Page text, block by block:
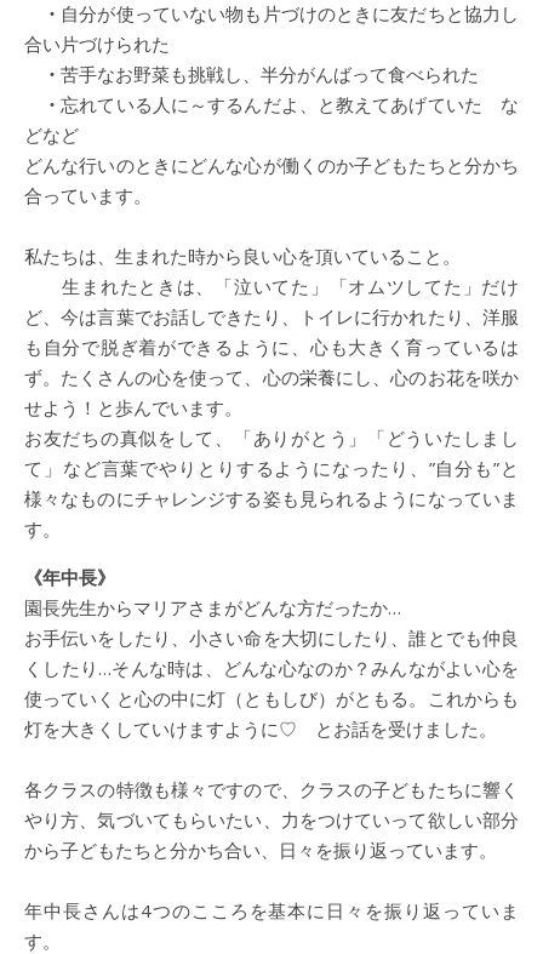
・ 自分が使っていない物も片づけのときに友だちと協力し
合い片づけられた
・ 苦手なお野菜も挑戦し、半分がんばって食べられた
・忘れている人に～するんだよ、と教えてあげていた な
どなど
どんな行いのときにどんな心が働くのか子どもたちと分かち
合っています。
私たちは、生まれた時から良い心を頂いていること。
生まれたときは、「泣いてた」「オムツしてた」だけ
ど、今は言葉でお話しできたり、トイレに行かれたり、洋服
も自分で脱ぎ着ができるように、心も大きく育っているは
ず。たくさんの心を使って、心の栄養にし、心のお花を咲か
せよう！と歩んでいます。
お友だちの真似をして、「ありがとう」「どういたしまし
て」など言葉でやりとりするようになったり、”自分も”と
様々なものにチャレンジする姿も見られるようになっていま
す。
《年中長》
園長先生からマリアさまがどんな方だったか…
お手伝いをしたり、小さい命を大切にしたり、誰とでも仲良
くしたり…そんな時は、どんな心なのか？みんながよい心を
使っていくと心の中に灯（ともしび）がともる。これからも
灯を大きくしていけますように♡ とお話を受けました。
各クラスの特徴も様々ですので、クラスの子どもたちに響く
やり方、気づいてもらいたい、力をつけていって欲しい部分
から子どもたちと分かち合い、日々を振り返っています。
年中長さんは4つのこころを基本に日々を振り返っていま
す。